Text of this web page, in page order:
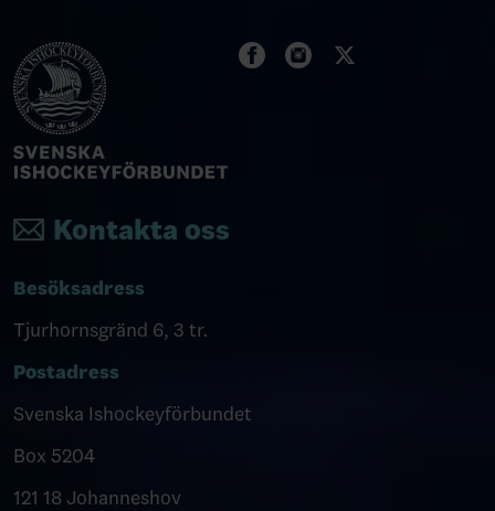
Kontakta oss
Besöksadress
Tjurhornsgränd 6, 3 tr.
Postadress
Svenska Ishockeyförbundet
Box 5204
121 18 Johanneshov